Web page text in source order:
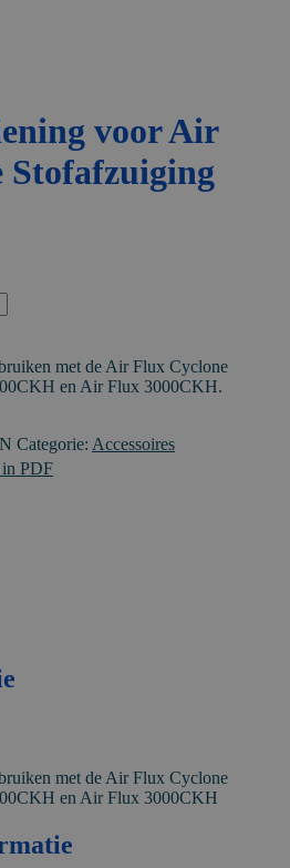
voor Air
Stofafzuiging
met de Air Flux Cyclone
en Air Flux 3000CKH.
Categorie: Accessoires
PDF
met de Air Flux Cyclone
en Air Flux 3000CKH